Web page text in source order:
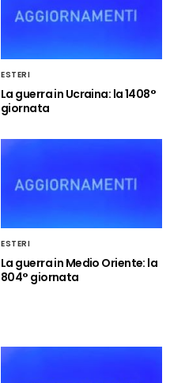
ESTERI
La guerra in Ucraina: la 1408°
giornata
ESTERI
La guerra in Medio Oriente: la
804° giornata